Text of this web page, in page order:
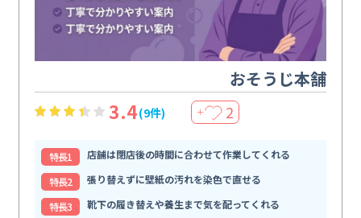
おそうじ本舗
3.4(9件) ＋ 2
特⻑1
店舗は閉店後の時間に合わせて作業してくれる
特⻑2
張り替えずに壁紙の汚れを染色で直せる
特⻑3
靴下の履き替えや養生まで気を配ってくれる